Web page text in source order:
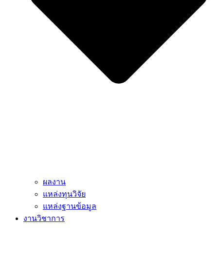
ผลงาน
แหล่งทุนวิจัย
แหล่งฐานข้อมูล
งานวิชาการ